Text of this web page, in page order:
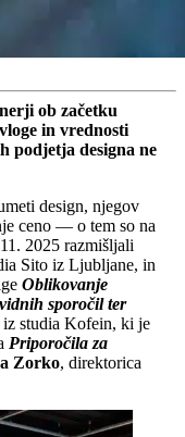
ob začetku
in vrednosti
podjetja designa ne
design, njegov
ceno — o tem so na
2025 razmišljali
Sito iz Ljubljane, in
Oblikovanje
sporočil ter
iz studia Kofein, ki je
Priporočila za
Zorko, direktorica